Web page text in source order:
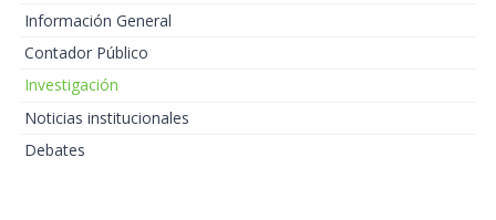
Información General
Contador Público
Investigación
Noticias institucionales
Debates